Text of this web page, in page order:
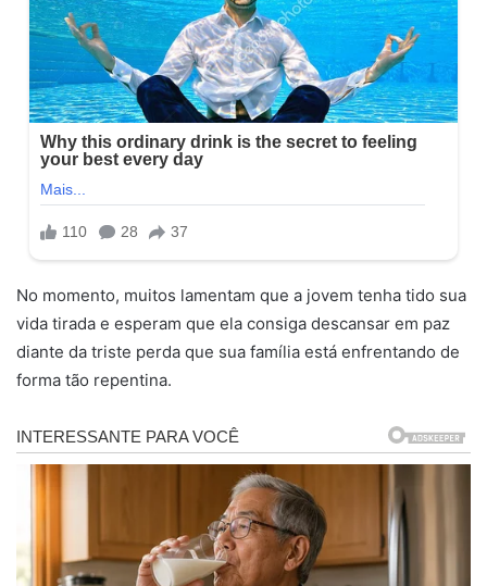
No momento, muitos lamentam que a jovem tenha tido sua
vida tirada e esperam que ela consiga descansar em paz
diante da triste perda que sua família está enfrentando de
forma tão repentina.